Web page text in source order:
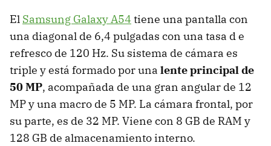
El Samsung Galaxy A54 tiene una pantalla con
una diagonal de 6,4 pulgadas con una tasa d e
refresco de 120 Hz. Su sistema de cámara es
triple y está formado por una lente principal de
50 MP, acompañada de una gran angular de 12
MP y una macro de 5 MP. La cámara frontal, por
su parte, es de 32 MP. Viene con 8 GB de RAM y
128 GB de almacenamiento interno.